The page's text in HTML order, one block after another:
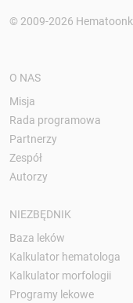
© 2009-2026
O NAS
Misja
Rada programowa
Partnerzy
Zespół
Autorzy
NIEZBĘDNIK
Baza leków
Kalkulator hematologa
Kalkulator morfologii
Programy lekowe